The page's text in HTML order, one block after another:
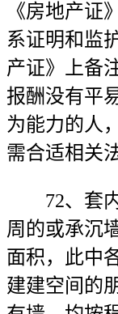
《房地产证
系证明和监
产证》上备
报酬没有平
为能力的人
需合适相关
72、套内
周的或承沉
面积，此中
建建空间的